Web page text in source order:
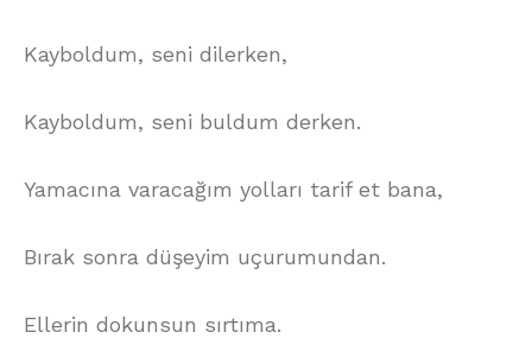
Kayboldum, seni dilerken,
Kayboldum, seni buldum derken.
Yamacına varacağım yolları tarif et bana,
Bırak sonra düşeyim uçurumundan.
Ellerin dokunsun sırtıma.